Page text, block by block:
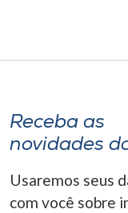
o idioma
A-
Receba as
novidades
Usaremos seus
com você sobre